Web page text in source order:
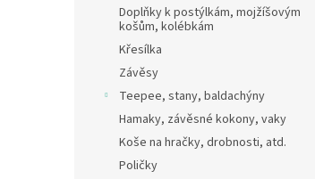
Doplňky k postýlkám, mojžíšovým
košům, kolébkám
Křesílka
Závěsy
Teepee, stany, baldachýny
Hamaky, závěsné kokony, vaky
Koše na hračky, drobnosti, atd.
Poličky